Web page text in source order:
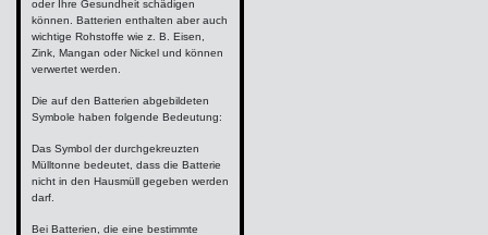
oder Ihre Gesundheit schädigen
können. Batterien enthalten aber auch
wichtige Rohstoffe wie z. B. Eisen,
Zink, Mangan oder Nickel und können
verwertet werden.
Die auf den Batterien abgebildeten
Symbole haben folgende Bedeutung:
Das Symbol der durchgekreuzten
Mülltonne bedeutet, dass die Batterie
nicht in den Hausmüll gegeben werden
darf.
Bei Batterien, die eine bestimmte